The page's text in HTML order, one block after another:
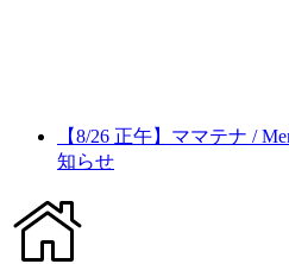
【8/26 正午】ママテナ /
知らせ